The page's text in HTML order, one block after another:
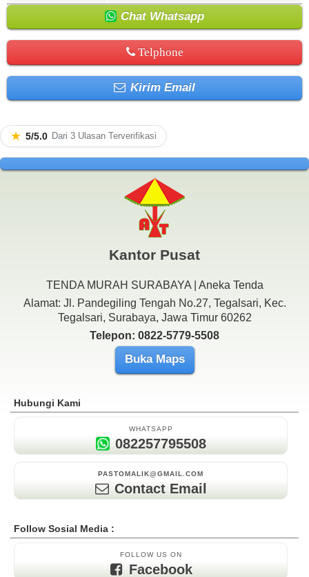
Chat Whatsapp
Telphone
Kirim Email
★ 5/5.0 Dari 3 Ulasan Terverifikasi
Kantor Pusat
TENDA MURAH SURABAYA | Aneka Tenda
Alamat: Jl. Pandegiling Tengah No.27, Tegalsari, Kec.
Tegalsari, Surabaya, Jawa Timur 60262
Telepon: 0822-5779-5508
Buka Maps
Hubungi Kami
WHATSAPP
082257795508
PASTOMALIK@GMAIL.COM
Contact Email
Follow Sosial Media :
FOLLOW US ON
Facebook